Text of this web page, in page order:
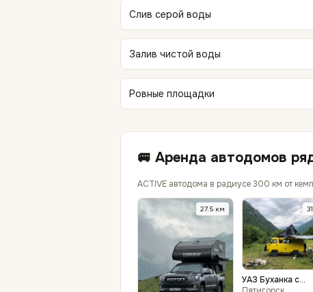
Слив серой воды
Залив чистой воды
Ровные площадки
🚐 Аренда автодомов
ACTIVE автодома в радиусе 300 км от
27.5 км
УАЗ Буханка с